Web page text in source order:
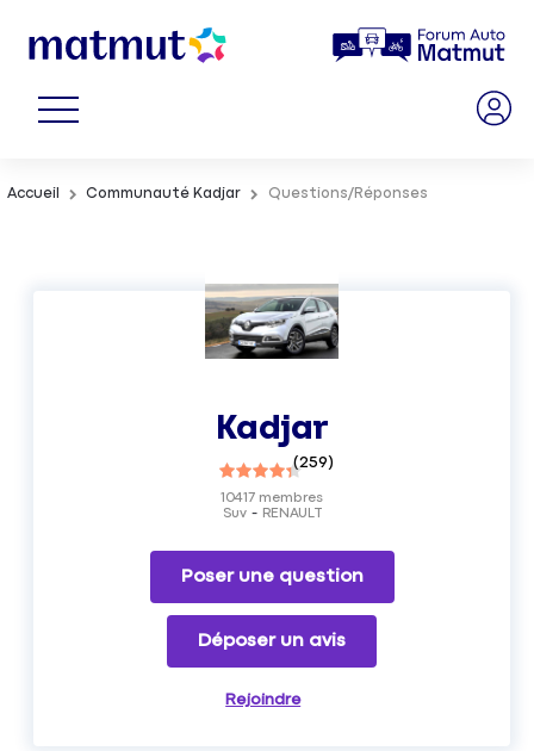
Accueil Communauté Kadjar Questions/Réponses
Kadjar
(259)
Suv RENAULT
10417 membres
Poser une question
Déposer un avis
Rejoindre